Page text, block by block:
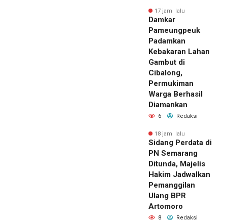
17 jam lalu
Damkar
Pameungpeuk
Padamkan
Kebakaran Lahan
Gambut di
Cibalong,
Permukiman
Warga Berhasil
Diamankan
6 Redaksi
18 jam lalu
Sidang Perdata di
PN Semarang
Ditunda, Majelis
Hakim Jadwalkan
Pemanggilan
Ulang BPR
Artomoro
8 Redaksi